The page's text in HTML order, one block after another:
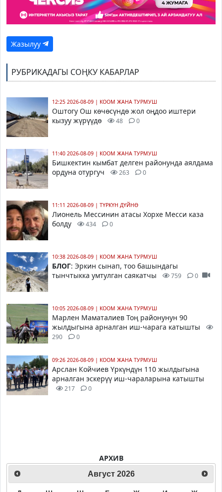
Жазылуу
РУБРИКАДАГЫ СОҢКУ КАБАРЛАР
12:25 2026-08-09 | КООМ ЖАНА ТУРМУШ
Оштогу Ош көчөсүндө жол оңдоо иштери
кызуу жүрүүдө
48 0
11:40 2026-08-09 | КООМ ЖАНА ТУРМУШ
Бишкектин кымбат делген районунда аялдама
ордуна отургуч
263 0
11:11 2026-08-09 | ТҮРКҮН ДҮЙНӨ
Лионель Мессинин атасы Хорхе Месси каза
болду
434 0
10:38 2026-08-09 | КООМ ЖАНА ТУРМУШ
БЛОГ: Эркин сынап, тоо башындагы
тынчтыкка умтулган саякатчы
759 0
10:05 2026-08-09 | КООМ ЖАНА ТУРМУШ
Марлен Маматалиев Тоң районунун 90
жылдыгына арналган иш-чарага катышты
290 0
09:26 2026-08-09 | КООМ ЖАНА ТУРМУШ
Арслан Койчиев Үркүндүн 110 жылдыгына
арналган эскерүү иш-чараларына катышты
217 0
АРХИВ
Август 2026